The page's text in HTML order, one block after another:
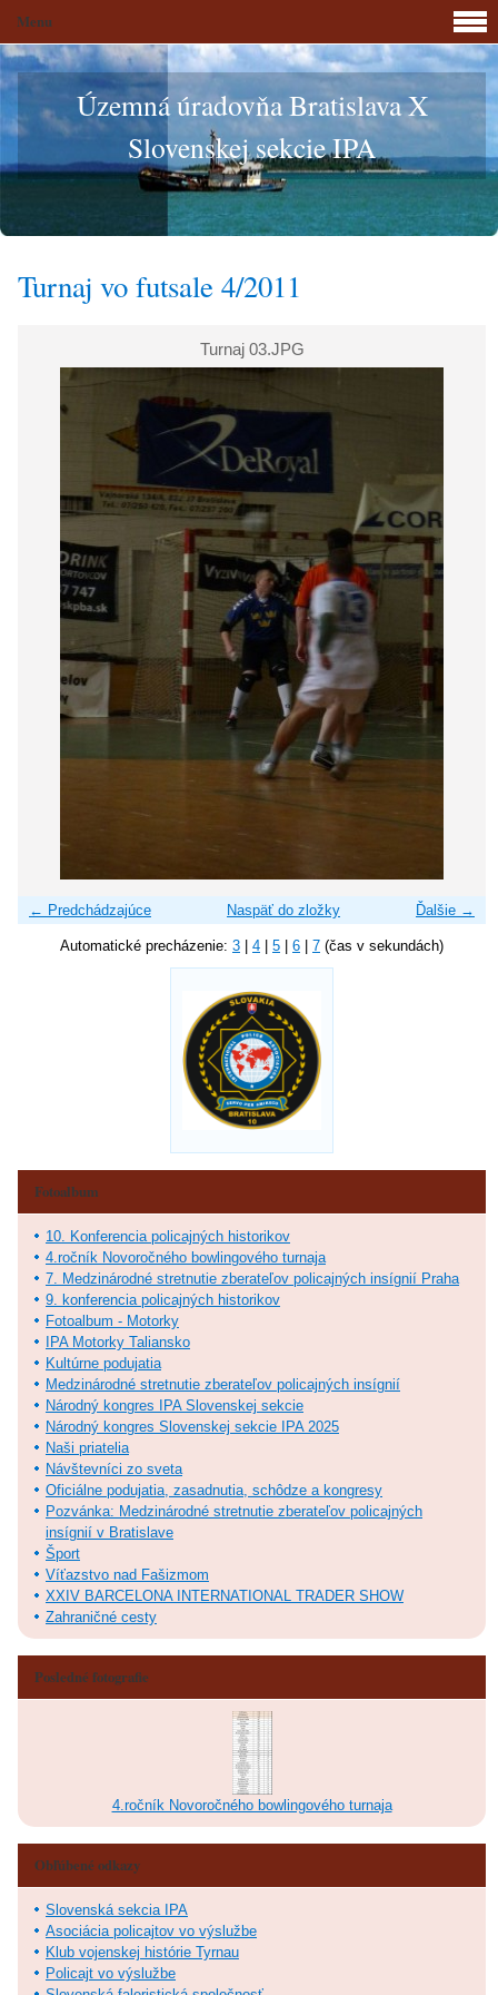
Územná úradovňa Bratislava X
Slovenskej sekcie IPA
Turnaj vo futsale 4/2011
Turnaj 03.JPG
← Predchádzajúce Ďalšie →
Naspäť do zložky
Automatické precházenie: 3 4 5 6 7 (čas v sekundách)
Menu
Fotoalbum
10. Konferencia policajných historikov
4.ročník Novoročného bowlingového turnaja
7. Medzinárodné stretnutie zberateľov policajných insígnií Praha
9. konferencia policajných historikov
Fotoalbum - Motorky
IPA Motorky Taliansko
Kultúrne podujatia
Medzinárodné stretnutie zberateľov policajných insígnií
Národný kongres IPA Slovenskej sekcie
Národný kongres Slovenskej sekcie IPA 2025
Naši priatelia
Návštevníci zo sveta
Oficiálne podujatia, zasadnutia, schôdze a kongresy
Pozvánka: Medzinárodné stretnutie zberateľov policajných
insígnií v Bratislave
Šport
Víťazstvo nad Fašizmom
XXIV BARCELONA INTERNATIONAL TRADER SHOW
Zahraničné cesty
Posledné fotografie
4.ročník Novoročného bowlingového turnaja
Obľúbené odkazy
Slovenská sekcia IPA
Asociácia policajtov vo výslužbe
Klub vojenskej histórie Tyrnau
Policajt vo výslužbe